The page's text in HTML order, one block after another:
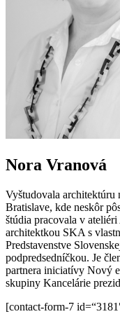
Nora Vranová
Vyštudovala
Bratislave, kde neskôr
štúdia pracovala v
architektkou SKA s
Predstavenstve
podpredsedníčkou. Je
partnera iniciatívy Nový
skupiny Kancelárie
[contact-form-7